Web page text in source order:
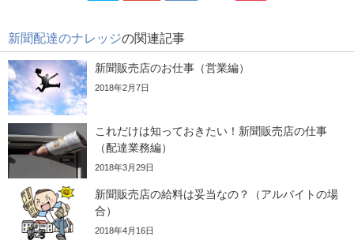
新聞配達のナレッジの関連記事
新聞販売店のお仕事（営業編）
2018年2月7日
これだけは知っておきたい！新聞販売店の仕事
（配達業務編）
2018年3月29日
新聞販売店の給料は妥当なの？（アルバイトの場
合）
2018年4月16日